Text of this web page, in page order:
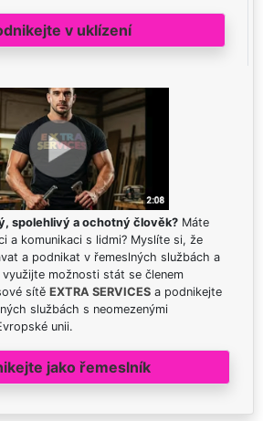
v uklízení
spolehlivý a ochotný člověk? Máte
a komunikaci s lidmi? Myslíte si, že
a podnikat v řemeslných službách a
využijte možnosti stát se členem
sítě EXTRA SERVICES a podnikejte
službách s neomezenými
unii.
jako řemeslník